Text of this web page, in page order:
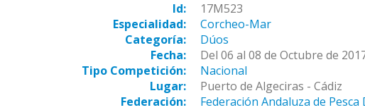
Id:
17M523
Especialidad:
Corcheo-Mar
Categoría:
Dúos
Fecha:
Del 06 al 08 de Octubre de
Tipo Competición:
Nacional
Lugar:
Puerto de Algeciras - Cádiz
Federación:
Federación Andaluza de